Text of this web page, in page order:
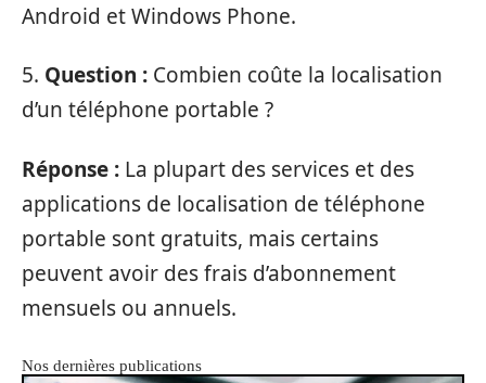
Android et Windows Phone.
5. Question : Combien coûte la localisation
d’un téléphone portable ?
Réponse : La plupart des services et des
applications de localisation de téléphone
portable sont gratuits, mais certains
peuvent avoir des frais d’abonnement
mensuels ou annuels.
Nos dernières publications